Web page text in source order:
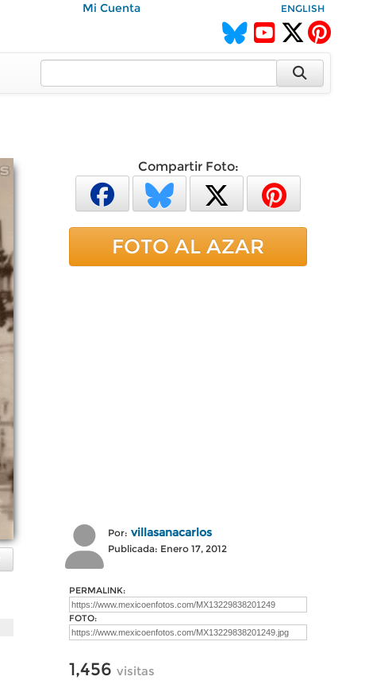
Mi Cuenta ENGLISH
Compartir Foto:
FOTO AL AZAR
Por: villasanacarlos
Publicada: Enero 17, 2012
PERMALINK:
FOTO:
1,456 visitas